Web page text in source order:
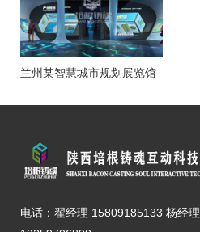
兰州某智慧城市规划展览馆
电话：翟经理 15809185133 杨经理